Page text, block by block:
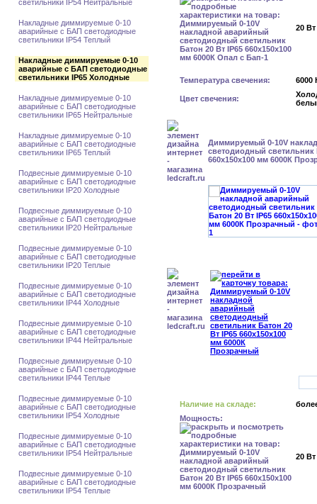
светильники IP54 Нейтральные
Накладные диммируемые 0-10
аварийные с БАП светодиодные
светильники IP54 Теплый
Накладные диммируемые 0-10
аварийные с БАП светодиодные
светильники IP65 Холодные
Накладные диммируемые 0-10
аварийные с БАП светодиодные
светильники IP65 Нейтральные
Накладные диммируемые 0-10
аварийные с БАП светодиодные
светильники IP65 Теплый
Подвесные диммируемые 0-10
аварийные с БАП светодиодные
светильники IP20 Холодные
Подвесные диммируемые 0-10
аварийные с БАП светодиодные
светильники IP20 Нейтральные
Подвесные диммируемые 0-10
аварийные с БАП светодиодные
светильники IP20 Теплые
Подвесные диммируемые 0-10
аварийные с БАП светодиодные
светильники IP44 Холодные
Подвесные диммируемые 0-10
аварийные с БАП светодиодные
светильники IP44 Нейтральные
Подвесные диммируемые 0-10
аварийные с БАП светодиодные
светильники IP44 Теплые
Подвесные диммируемые 0-10
аварийные с БАП светодиодные
светильники IP54 Холодные
Подвесные диммируемые 0-10
аварийные с БАП светодиодные
светильники IP54 Нейтральные
Подвесные диммируемые 0-10
аварийные с БАП светодиодные
светильники IP54 Теплые
20 Вт
Температура свечения: 6000
Цвет свечения:
Диммируемый 0-10V
светодиодный светильник
660x150x100 мм 6000К
Наличие на складе:
Мощность:
20 Вт